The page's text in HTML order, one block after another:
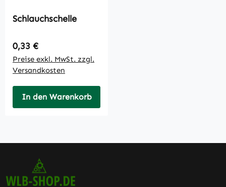
Schlauchschelle
Regulärer Preis:
0,33 €
Preise exkl. MwSt. zzgl.
Versandkosten
In den Warenkorb